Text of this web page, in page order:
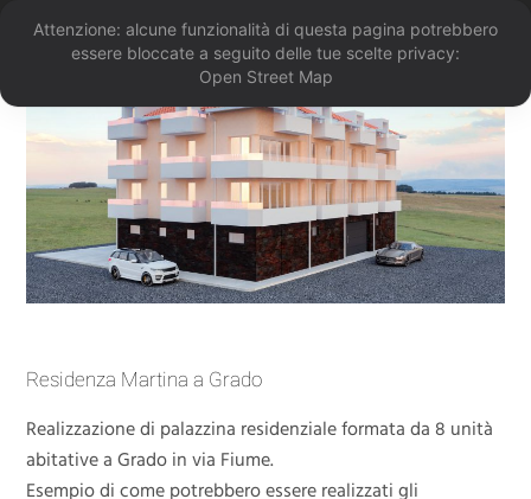
Residenza Martina a Grado
Realizzazione di palazzina residenziale formata da 8 unità
abitative a Grado in via Fiume.
Esempio di come potrebbero essere realizzati gli
Attenzione: alcune funzionalità di questa pagina potrebbero
essere bloccate a seguito delle tue scelte privacy:
Open Street Map